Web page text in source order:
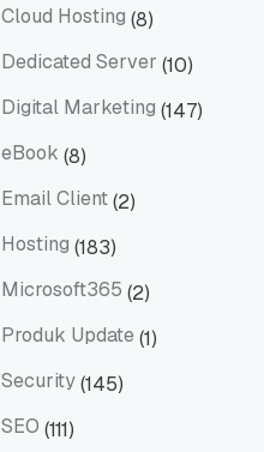
Cloud Hosting (8)
Dedicated Server (10)
Digital Marketing (147)
eBook (8)
Email Client(2)
Hosting (183)
Microsoft365 (2)
Produk Update (1)
Security(145)
SEO (111)